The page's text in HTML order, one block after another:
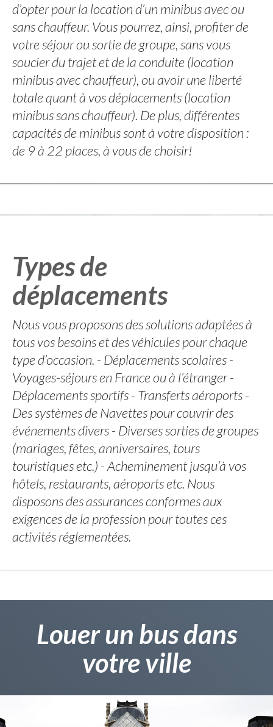
d’opter pour la location d’un minibus avec ou
sans chauffeur. Vous pourrez, ainsi, profiter de
votre séjour ou sortie de groupe, sans vous
soucier du trajet et de la conduite (location
minibus avec chauffeur), ou avoir une liberté
totale quant à vos déplacements (location
minibus sans chauffeur). De plus, différentes
capacités de minibus sont à votre disposition :
de 9 à 22 places, à vous de choisir!
Types de
déplacements
Nous vous proposons des solutions adaptées à
tous vos besoins et des véhicules pour chaque
type d’occasion. - Déplacements scolaires -
Voyages-séjours en France ou à l’étranger -
Déplacements sportifs - Transferts aéroports -
Des systèmes de Navettes pour couvrir des
événements divers - Diverses sorties de groupes
(mariages, fêtes, anniversaires, tours
touristiques etc.) - Acheminement jusqu’à vos
hôtels, restaurants, aéroports etc. Nous
disposons des assurances conformes aux
exigences de la profession pour toutes ces
activités réglementées.
Louer un bus dans
votre ville